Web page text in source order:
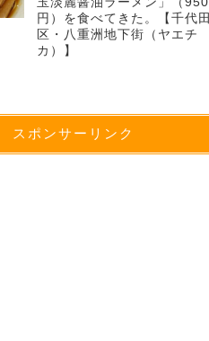
円）を食べてきた。【千代田
区・八重洲地下街（ヤエチ
カ）】
スポンサーリンク